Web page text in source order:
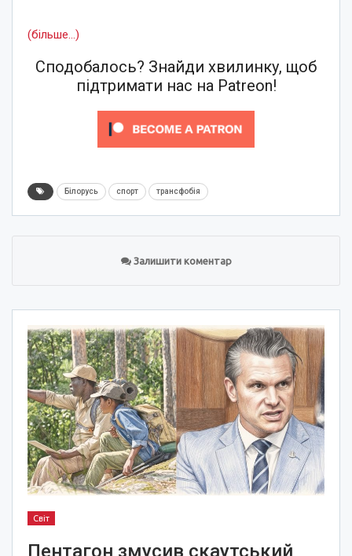
(більше…)
Сподобалось? Знайди хвилинку, щоб
підтримати нас на Patreon!
Білорусь спорт трансфобія
Залишити коментар
Світ
Пентагон змусив скаутський